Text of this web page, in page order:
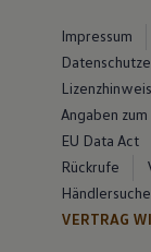
Impressum
Angaben
EU Data Act
Rückrufe
Händlersuche
VERTRAG